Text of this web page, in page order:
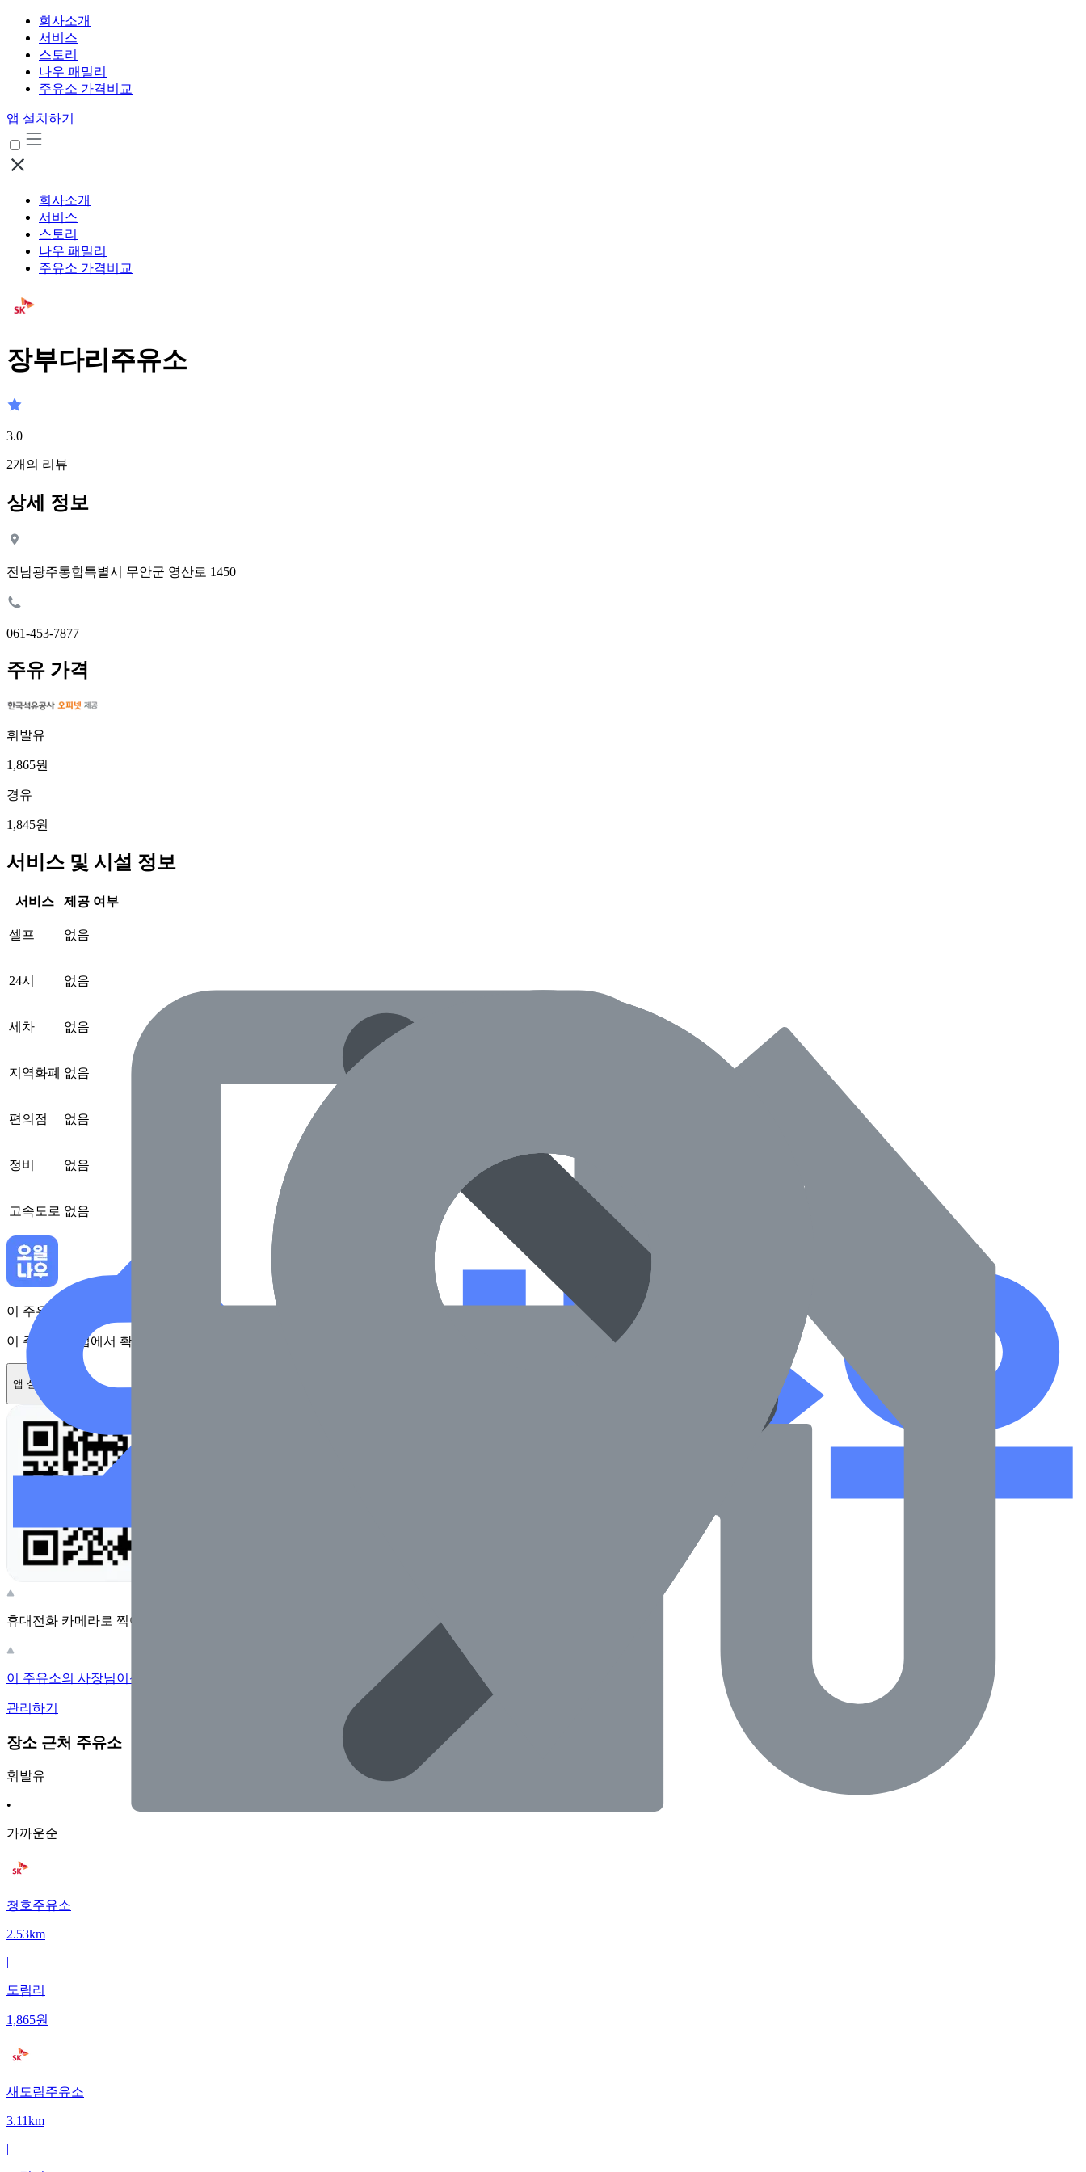
회사소개
서비스
스토리
나우 패밀리
주유소 가격비교
앱 설치하기
회사소개
서비스
스토리
나우 패밀리
주유소 가격비교
장부다리주유소
3.0
2개의 리뷰
상세 정보
전남광주통합특별시 무안군 영산로 1450
061-453-7877
주유 가격
휘발유
1,865원
경유
1,845원
서비스 및 시설 정보
서비스 제공 여부
셀프 없음
24시 없음
세차 없음
지역화폐 없음
편의점 없음
정비 없음
고속도로 없음
이 주유소를 앱에서 확인하고 최대 1만원 혜택을 받아보세요
이 주유소를 앱에서 확인하고 최대 1만원 혜택을 받아보세요
앱 설치하기
휴대전화 카메라로 찍어보세요
이 주유소의 사장님이신가요?
관리하기
장소 근처 주유소
휘발유
•
가까운순
청호주유소
2.53km
|
도림리
1,865원
새도림주유소
3.11km
|